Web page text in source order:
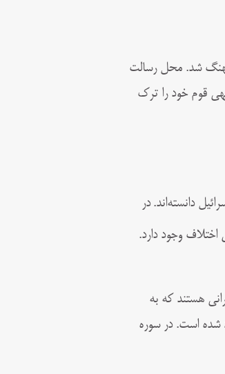
نهنگ شد. محل رسالت
قوم خود را ترک
دانسته‌اند. در
اختلاف وجود دارد.
هستند که به
شده است. در سوره